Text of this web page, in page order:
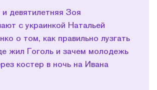
девятилетняя Зоя
с украинкой Натальей
о том, как правильно лузгать
жил Гоголь и зачем молодежь
костер в ночь на Ивана